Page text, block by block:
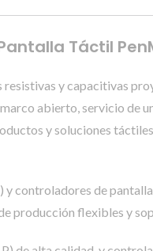
Táctil
y capacitivas
abierto, servicio de
y soluciones
controladores de
producción flexibles y